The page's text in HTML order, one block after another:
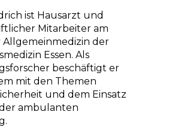
ist Hausarzt und
Mitarbeiter am
der
Essen. Als
beschäftigt er
mit den Themen
und dem Einsatz
ambulanten